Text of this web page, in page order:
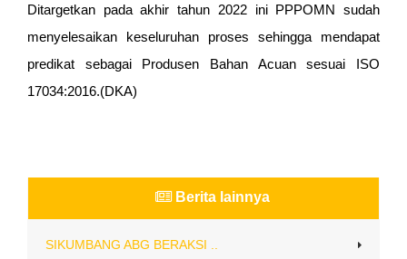
Ditargetkan pada akhir tahun 2022 ini PPPOMN sudah
menyelesaikan keseluruhan proses sehingga mendapat
predikat sebagai Produsen Bahan Acuan sesuai ISO
17034:2016.(DKA)
Berita lainnya
SIKUMBANG ABG BERAKSI ..